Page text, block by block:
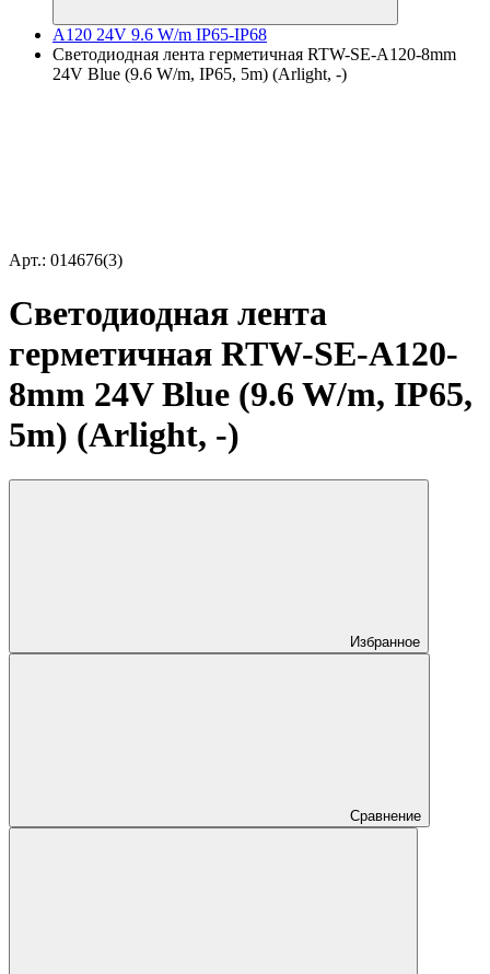
A120 24V 9.6 W/m IP65-IP68
Светодиодная лента герметичная RTW-SE-A120-8mm
24V Blue (9.6 W/m, IP65, 5m) (Arlight, -)
Арт.: 014676(3)
Светодиодная лента
герметичная RTW-SE-A120-
8mm 24V Blue (9.6 W/m, IP65,
5m) (Arlight, -)
Избранное
Сравнение